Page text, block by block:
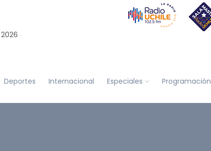
Deportes Internacional Especiales Programación